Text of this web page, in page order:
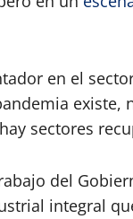
en el
existe,
sectores
del
integral